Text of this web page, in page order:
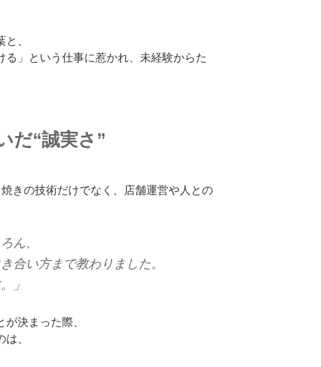
、
る」という仕事に惹かれ、未経験からた
だ“誠実さ”
きの技術だけでなく、店舗運営や人との
ん、
合い方まで教わりました。
」
決まった際、
、